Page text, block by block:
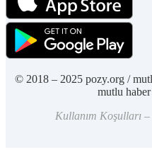
© 2018 – 2025 pozy.org /
mutlu
Kullanım Koşulları